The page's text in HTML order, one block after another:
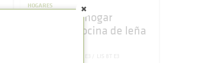
HOGARES
Refractario hogar
completo cocina de leña
LIS 7T E3 LIS 8T E3